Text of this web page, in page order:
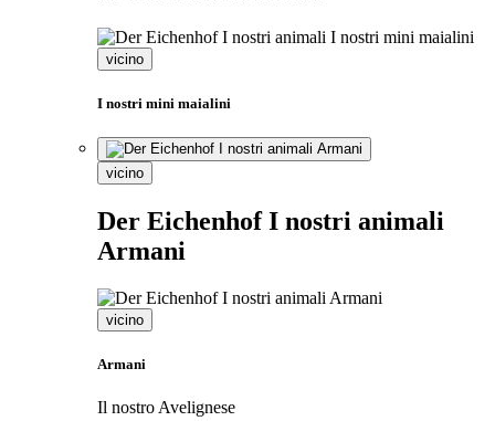
vicino
I nostri mini maialini
vicino
Der Eichenhof I nostri animali
Armani
vicino
Armani
Il nostro Avelignese